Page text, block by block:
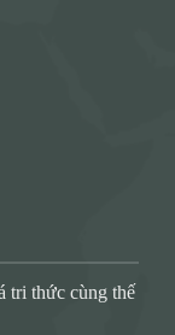
tri thức cùng thế